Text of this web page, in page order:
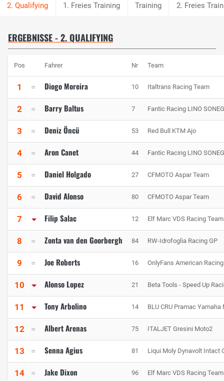
1. Freies Training Training 2. Freies
ERGEBNISSE - 2. QUALIFYING
Pos Fahrer Nr Team
1 Diogo Moreira 10 Italtrans Racing Team
2 Barry Baltus 7 Fantic Racing LINO
3 Deniz Öncü 53 Red Bull KTM Ajo
4 Aron Canet 44 Fantic Racing LINO
5 Daniel Holgado 27 CFMOTO Aspar Team
6 David Alonso 80 CFMOTO Aspar Team
7 Filip Salac 12 Elf Marc VDS Racing Team
8 Zonta van den Goorbergh 84 RW-Idrofoglia Racing GP
9 Joe Roberts 16 OnlyFans American
10 Alonso Lopez 21 Beta Tools - Speed Up
11 Tony Arbolino 14 BLU CRU Pramac Yamaha
12 Albert Arenas 75 ITALJET Gresini Moto2
13 Senna Agius 81 Liqui Moly Dynavolt Intact
14 Jake Dixon 96 Elf Marc VDS Racing Team